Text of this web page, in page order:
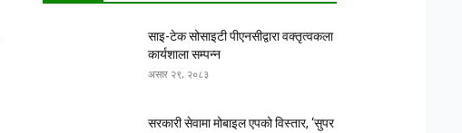
साइ-टेक सोसाइटी पीएनसीद्वारा वक्तृत्वकला
कार्यशाला सम्पन्न
असार २९, २०८३
सरकारी सेवामा मोबाइल एपको विस्तार, ‘सुपर